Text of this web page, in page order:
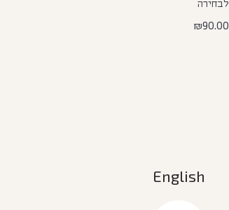
לבחירה
₪90.00
English